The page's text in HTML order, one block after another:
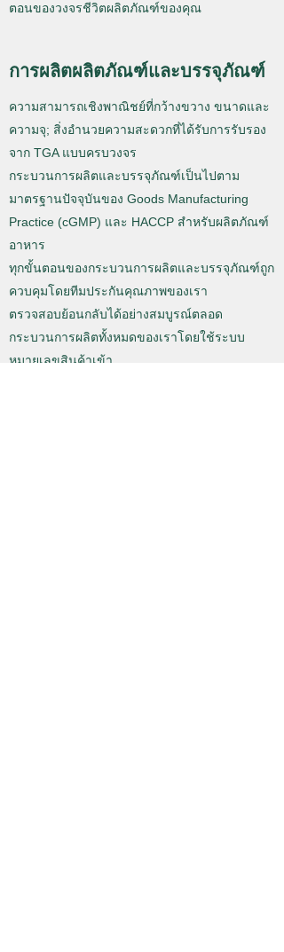
ตอนของวงจรชีวิตผลิตภัณฑ์ของคุณ
การผลิตผลิตภัณฑ์และบรรจุภัณฑ์
ความสามารถเชิงพาณิชย์ที่กว้างขวาง ขนาดและ
ความจุ; สิ่งอำนวยความสะดวกที่ได้รับการรับรอง
จาก TGA แบบครบวงจร
กระบวนการผลิตและบรรจุภัณฑ์เป็นไปตาม
มาตรฐานปัจจุบันของ Goods Manufacturing
Practice (cGMP) และ HACCP สำหรับผลิตภัณฑ์
อาหาร
ทุกขั้นตอนของกระบวนการผลิตและบรรจุภัณฑ์ถูก
ควบคุมโดยทีมประกันคุณภาพของเรา
ตรวจสอบย้อนกลับได้อย่างสมบูรณ์ตลอด
กระบวนการผลิตทั้งหมดของเราโดยใช้ระบบ
หมายเลขสินค้าเข้า